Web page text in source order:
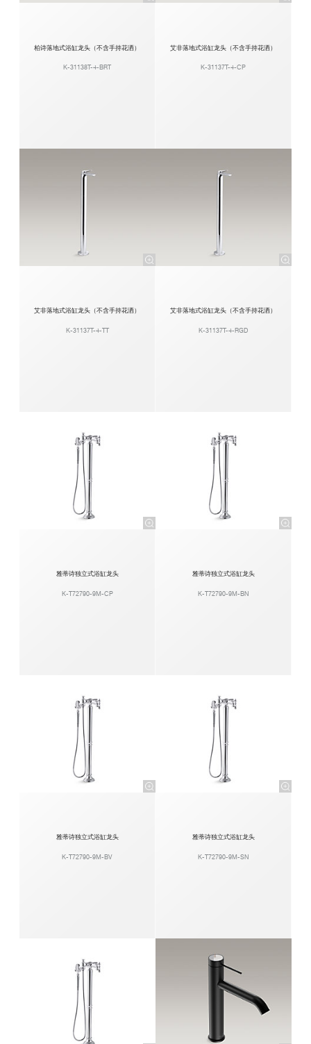
柏诗落地式浴缸龙头（不含手持花洒）
K-31138T-4-BRT
艾非落地式浴缸龙头（不含手持花洒）
K-31137T-4-CP
艾非落地式浴缸龙头（不含手持花洒）
K-31137T-4-TT
艾非落地式浴缸龙头（不含手持花洒）
K-31137T-4-RGD
雅蒂诗独立式浴缸龙头
K-T72790-9M-CP
雅蒂诗独立式浴缸龙头
K-T72790-9M-BN
雅蒂诗独立式浴缸龙头
K-T72790-9M-BV
雅蒂诗独立式浴缸龙头
K-T72790-9M-SN